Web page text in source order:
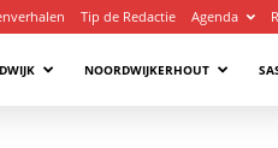
Tip de Redactie Agenda
NOORDWIJKERHOUT